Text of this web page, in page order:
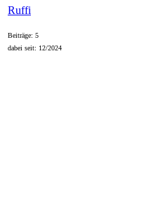
Ruffi
Beiträge: 5
dabei seit: 12/2024